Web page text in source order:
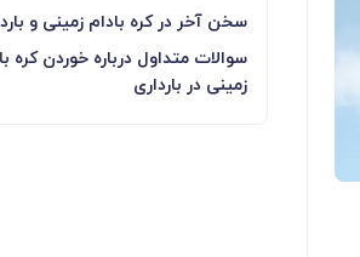
سخن آخر در کره بادام زمینی و
سوالات متداول درباره خوردن کره
زمینی در بارداری